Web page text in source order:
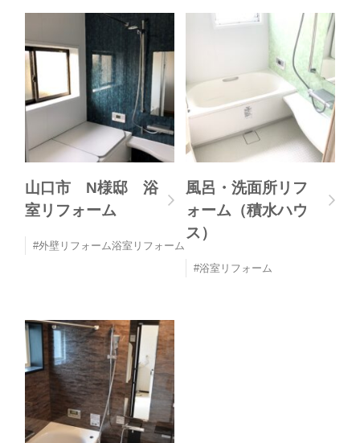
山口市 N様邸 浴
室リフォーム
外壁リフォーム浴室リフォーム
風呂・洗面所リフ
ォーム（積水ハウ
ス）
浴室リフォーム